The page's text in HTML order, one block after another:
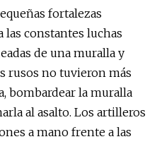
fortalezas
las constantes luchas
de una muralla y
rusos no tuvieron más
bombardear la muralla
al asalto. Los artilleros
a mano frente a las